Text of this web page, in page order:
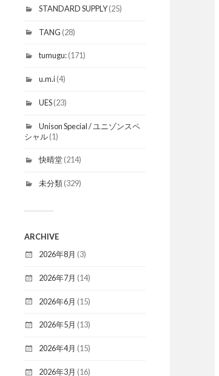
STANDARD SUPPLY(25)
TANG (28)
tumugu:(171)
u.m.i(4)
UES(23)
Unison Special / ユニゾンスペ
シャル(1)
快晴堂(214)
未分類(329)
ARCHIVE
2026年8月 (3)
2026年7月 (14)
2026年6月 (15)
2026年5月 (13)
2026年4月 (15)
2026年3月 (16)